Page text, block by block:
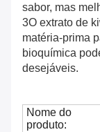
sabor, mas
3O extrato de
matéria-prima
bioquímica
desejáveis.
Nome do
produto: